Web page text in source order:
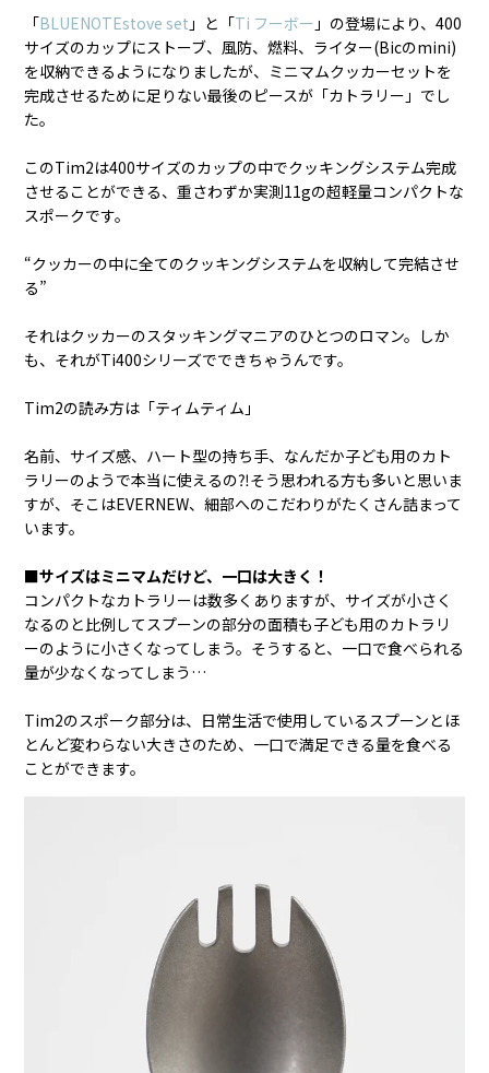
「BLUENOTEstove set 」と「Ti フーボー 」の登場により、400
サイズのカップにストーブ、風防、燃料、ライター(Bicのmini)
を収納できるようになりましたが、ミニマムクッカーセットを
完成させるために足りない最後のピースが「カトラリー」でし
た。
このTim2は400サイズのカップの中でクッキングシステム完成
させることができる、重さわずか実測11gの超軽量コンパクトな
スポークです。
“クッカーの中に全てのクッキングシステムを収納して完結させ
る”
それはクッカーのスタッキングマニアのひとつのロマン。しか
も、それがTi400シリーズでできちゃうんです。
Tim2の読み方は「ティムティム」
名前、サイズ感、ハート型の持ち手、なんだか子ども用のカト
ラリーのようで本当に使えるの⁈そう思われる方も多いと思いま
すが、そこはEVERNEW、細部へのこだわりがたくさん詰まって
います。
■サイズはミニマムだけど、一口は大きく！
コンパクトなカトラリーは数多くありますが、サイズが小さく
なるのと比例してスプーンの部分の面積も子ども用のカトラリ
ーのように小さくなってしまう。そうすると、一口で食べられる
量が少なくなってしまう…
Tim2のスポーク部分は、日常生活で使用しているスプーンとほ
とんど変わらない大きさのため、一口で満足できる量を食べる
ことができます。